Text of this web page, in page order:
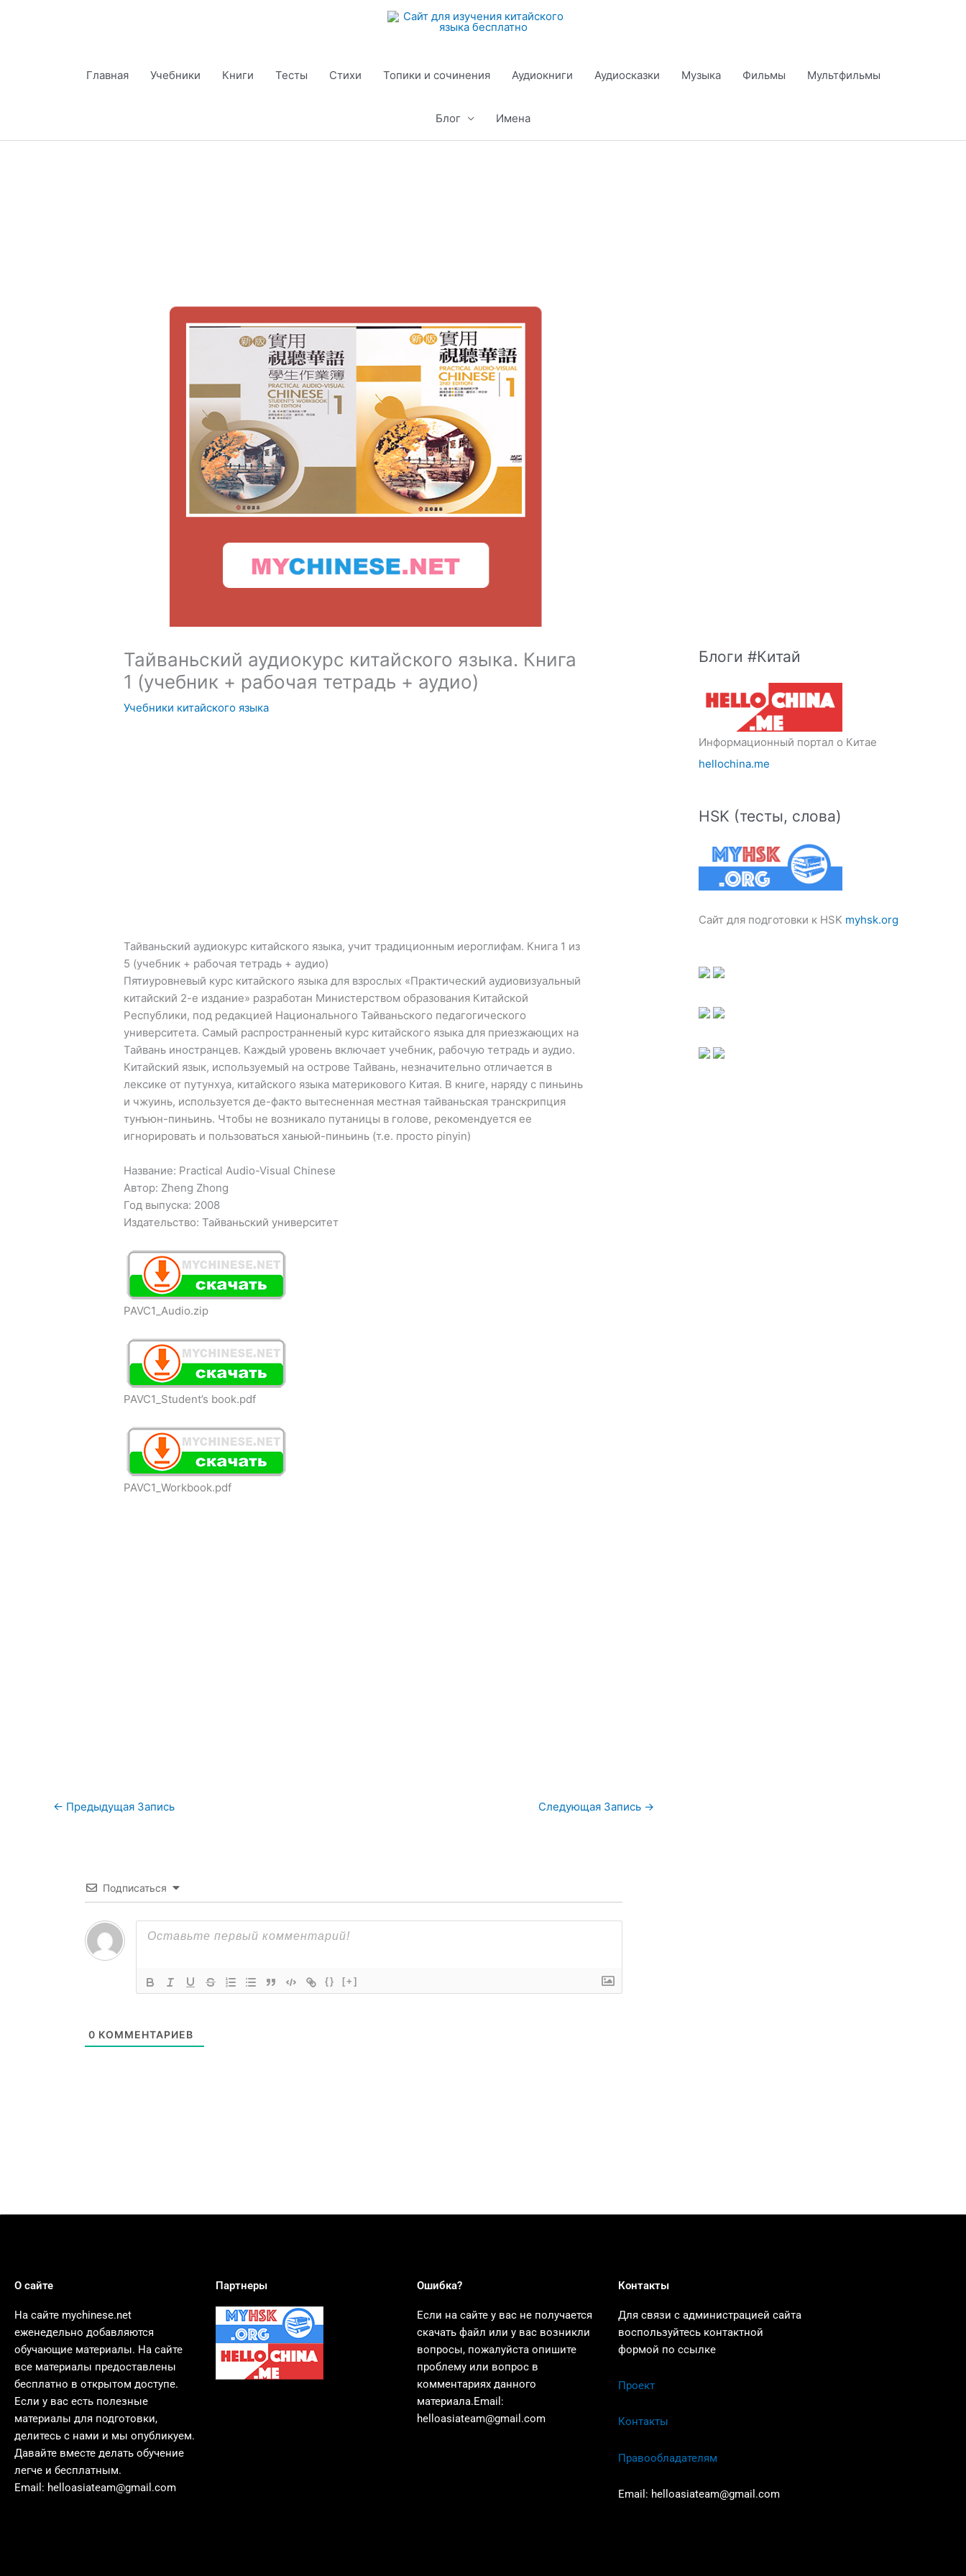
Главная Учебники Книги Тесты Стихи Топики и сочинения Аудиокниги Аудиосказки Музыка Фильмы Мультфильмы
Блог Имена
Тайваньский аудиокурс китайского языка. Книга
1 (учебник + рабочая тетрадь + аудио)
Учебники китайского языка
Тайваньский аудиокурс китайского языка, учит традиционным иероглифам. Книга 1 из
5 (учебник + рабочая тетрадь + аудио)
Пятиуровневый курс китайского языка для взрослых «Практический аудиовизуальный
китайский 2-е издание» разработан Министерством образования Китайской
Республики, под редакцией Национального Тайваньского педагогического
университета. Самый распространненый курс китайского языка для приезжающих на
Тайвань иностранцев. Каждый уровень включает учебник, рабочую тетрадь и аудио.
Китайский язык, используемый на острове Тайвань, незначительно отличается в
лексике от путунхуа, китайского языка материкового Китая. В книге, наряду с пиньинь
и чжуинь, используется де-факто вытесненная местная тайваньская транскрипция
тунъюн-пиньинь. Чтобы не возникало путаницы в голове, рекомендуется ее
игнорировать и пользоваться ханьюй-пиньинь (т.е. просто pinyin)
Название: Practical Audio-Visual Chinese
Автор: Zheng Zhong
Год выпуска: 2008
Издательство: Тайваньский университет
PAVC1_Audio.zip
PAVC1_Student’s book.pdf
PAVC1_Workbook.pdf
← Предыдущая Запись Следующая Запись →
Подписаться
{} [+]
0 КОММЕНТАРИЕВ
Блоги #Китай
Информационный портал о Китае
hellochina.me
HSK (тесты, слова)
Сайт для подготовки к HSK myhsk.org
О сайте
На сайте mychinese.net
еженедельно добавляются
обучающие материалы. На сайте
все материалы предоставлены
бесплатно в открытом доступе.
Если у вас есть полезные
материалы для подготовки,
делитесь с нами и мы опубликуем.
Давайте вместе делать обучение
легче и бесплатным.
Email: helloasiateam@gmail.com
Партнеры Ошибка?
Если на сайте у вас не получается
скачать файл или у вас возникли
вопросы, пожалуйста опишите
проблему или вопрос в
комментариях данного
материала.Email:
helloasiateam@gmail.com
Контакты
Для связи с администрацией сайта
воспользуйтесь контактной
формой по ссылке
Проект
Контакты
Правообладателям
Email: helloasiateam@gmail.com